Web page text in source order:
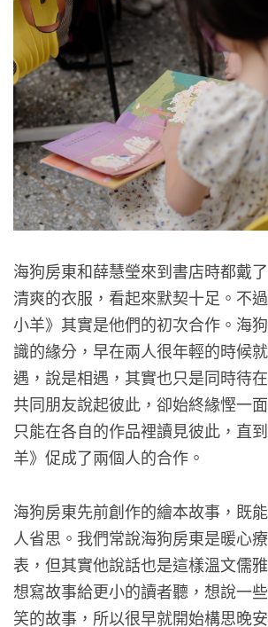
海狗房東和薛慧瑩來到書店時都戴
清爽的衣服，看起來默契十足。不
小羊》其實是他們的初次合作。海
識的緣分，早在兩人很年輕的時候
遇，說是相遇，其實也只是同時待
共同朋友說起彼此，卻始終緣慳一
只能在各自的作品裡讀見彼此，直
羊》促成了兩個人的合作。
海狗房東先前創作的繪本故事，既
人省思。我們常說海狗房東是暖心
表，但其實他說話也是這樣溫文儒
想寫故事給更小的讀者聽，想說一
笑的故事，所以很早就開始構思晚